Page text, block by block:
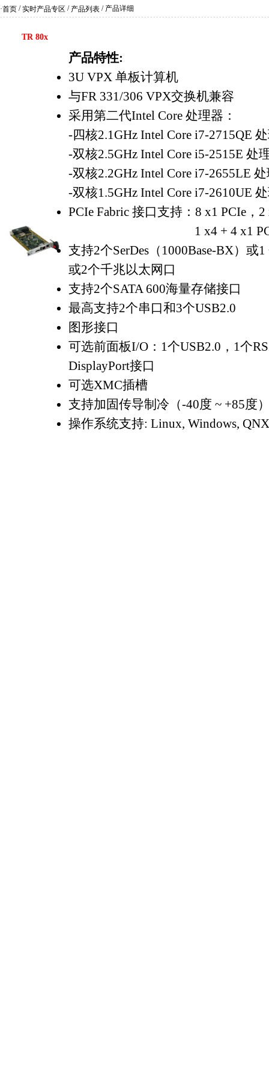
·首页 /实时产品专区 / 产品列表 / 产品详细
TR 80x
产品特性:
3U VPX 单板计算机
与FR 331/306 VPX交换机兼容
采用第二代Intel Core 处理器：
-四核2.1GHz Intel Core i7-2715QE
-双核2.5GHz Intel Core i5-2515E 处
-双核2.2GHz Intel Core i7-2655LE
-双核1.5GHz Intel Core i7-2610UE
PCIe Fabric 接口支持：8 x1 PCIe，2
1 x4 + 4 x1 PCIe 或
支持2个SerDes（1000Base-BX）或
或2个千兆以太网口
支持2个SATA 600海量存储接口
最高支持2个串口和3个USB2.0
图形接口
可选前面板I/O：1个USB2.0，1个
DisplayPort接口
可选XMC插槽
支持加固传导制冷（-40度 ~ +85度
操作系统支持: Linux, Windows,